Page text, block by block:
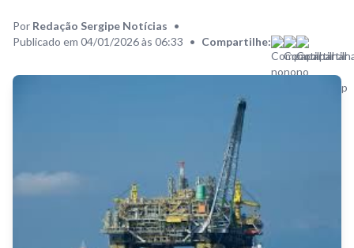
Por Redação Sergipe Notícias •
Publicado em 04/01/2026 às 06:33 • Compartilhe: